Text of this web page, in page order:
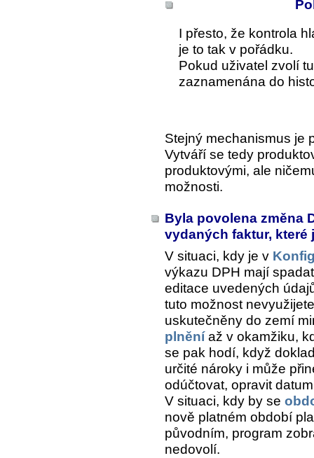
I přesto, že kontrola
je to tak v pořádku.
Pokud uživatel zvolí
zaznamenána do
Stejný mechanismus je
Vytváří se tedy
produktovými, ale
možnosti.
Byla povolena změna
vydaných faktur,
V situaci, kdy je v
výkazu DPH mají
editace uvedených
tuto možnost
uskutečněny do zemí
plněníaž v okamžiku,
se pak hodí, když
určité nároky i může
odúčtovat, opravit
V situaci, kdy by se
nově platném období
původním, program
nedovolí.